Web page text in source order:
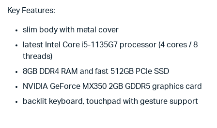
Key Features:
slim body with metal cover
latest Intel Core i5-1135G7 processor (4 cores / 8
threads)
8GB DDR4 RAM and fast 512GB PCIe SSD
NVIDIA GeForce MX350 2GB GDDR5 graphics card
backlit keyboard, touchpad with gesture support